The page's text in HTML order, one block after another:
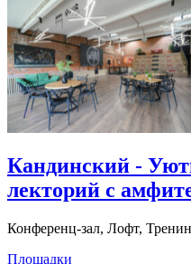
Кандинский -
лекторий с
Конференц-зал, Лофт,
Площадки